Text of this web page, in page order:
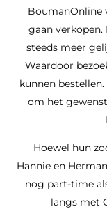
BoumanOnline
gaan verkopen.
steeds meer
Waardoor
kunnen
om het
Hoewel hun
Hannie en
nog part-time
langs met